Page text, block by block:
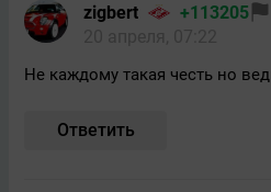
zigbert
+113205
Не каждому такая честь но
Ответить